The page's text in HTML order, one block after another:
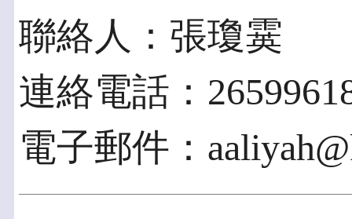
聯絡人：張瓊霙
連絡電話：
電子郵件：